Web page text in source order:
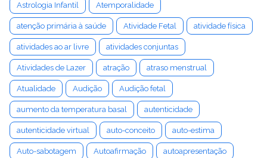
Astrologia Infantil Atemporalidade
atenção primária à saúde Atividade Fetal atividade física
atividades ao ar livre atividades conjuntas
Atividades de Lazer atração atraso menstrual
Atualidade Audição Audição fetal
aumento da temperatura basal autenticidade
autenticidade virtual auto-conceito auto-estima
Auto-sabotagem Autoafirmação autoapresentação